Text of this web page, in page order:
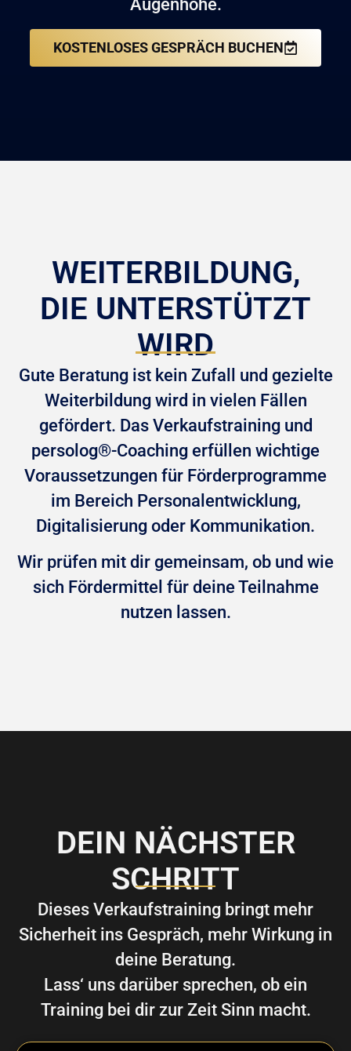
Augenhöhe.
KOSTENLOSES GESPRÄCH BUCHEN
WEITERBILDUNG,
DIE UNTERSTÜTZT
WIRD
Gute Beratung ist kein Zufall und gezielte
Weiterbildung wird in vielen Fällen
gefördert. Das Verkaufstraining und
persolog®-Coaching erfüllen wichtige
Voraussetzungen für Förderprogramme
im Bereich Personalentwicklung,
Digitalisierung oder Kommunikation.
Wir prüfen mit dir gemeinsam, ob und wie
sich Fördermittel für deine Teilnahme
nutzen lassen.
DEIN NÄCHSTER
SCHRITT
Dieses Verkaufstraining bringt mehr
Sicherheit ins Gespräch, mehr Wirkung in
deine Beratung.
Lass‘ uns darüber sprechen, ob ein
Training bei dir zur Zeit Sinn macht.